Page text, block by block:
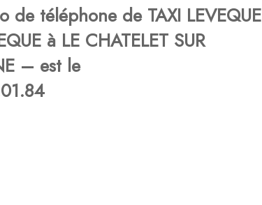
de téléphone de TAXI LEVEQUE
à LE CHATELET SUR
– est le